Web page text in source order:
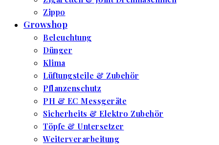
Zippo
Growshop
Beleuchtung
Dünger
Klima
Lüftungsteile & Zubehör
Pflanzenschutz
PH & EC Messgeräte
Sicherheits & Elektro Zubehör
Töpfe & Untersetzer
Weiterverarbeitung